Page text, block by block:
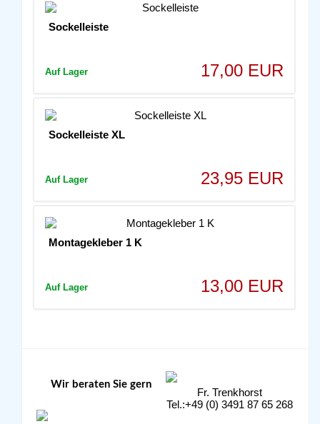
Sockelleiste
Auf Lager 17,00 EUR
Sockelleiste XL
Auf Lager 23,95 EUR
Montagekleber 1 K
Auf Lager 13,00 EUR
Wir beraten Sie gern
Fr. Trenkhorst
Tel.:+49 (0) 3491 87 65 268